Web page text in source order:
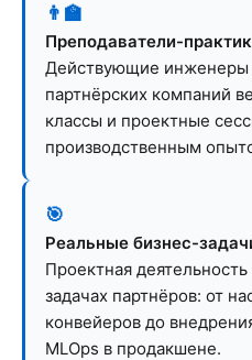
👨‍🏫
Преподаватели-
Действующие инженеры
партнёрских компаний
классы и проектные
производственным
🎯
Реальные бизнес-
Проектная
задачах партнёров: от
конвейеров до
MLOps в продакшене.